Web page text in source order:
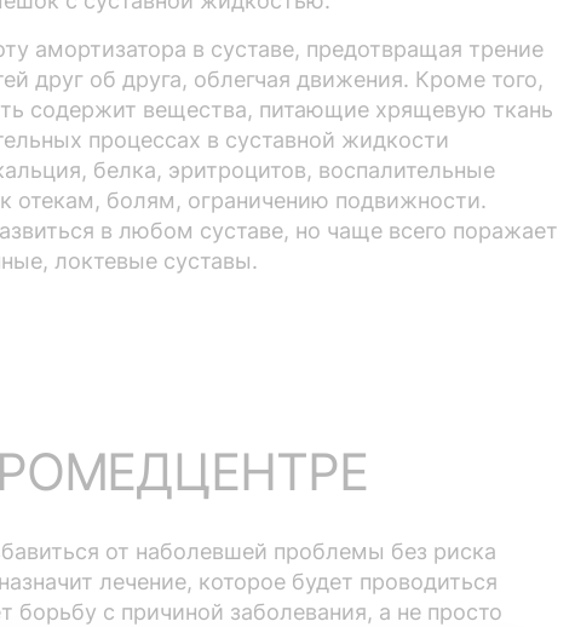
амортизатора в суставе, предотвращая трение
друг об друга, облегчая движения. Кроме того,
содержит вещества, питающие хрящевую ткань
процессах в суставной жидкости
белка, эритроцитов, воспалительные
отекам, болям, ограничению подвижности.
в любом суставе, но чаще всего поражает
локтевые суставы.
от наболевшей проблемы без риска
лечение, которое будет проводиться
с причиной заболевания, а не просто